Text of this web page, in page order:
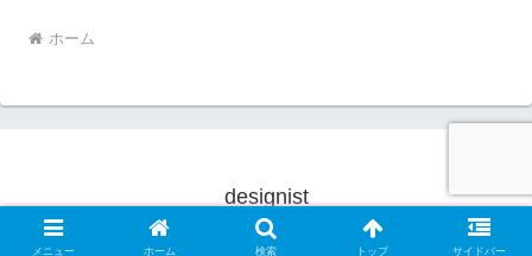
ホーム
designist
© 2025 designist.
メニュー ホーム 検索 トップ サイドバー